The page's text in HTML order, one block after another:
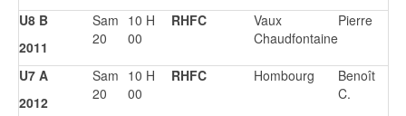
U8 B
2011
Sam
20
10 H
00
RHFC
Vaux
Chaudfontaine
Pierre
U7 A
2012
Sam
20
10 H
00
RHFC Hombourg
Benoît
C.